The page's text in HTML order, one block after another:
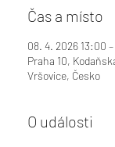
Čas a místo
08. 4. 2026 13:00
Praha 10,
Vršovice, Česko
O události